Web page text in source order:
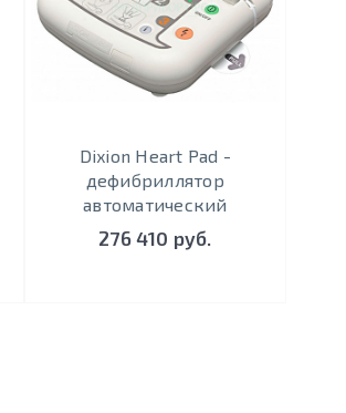
Dixion Heart Pad -
дефибриллятор
автоматический
276 410 руб.